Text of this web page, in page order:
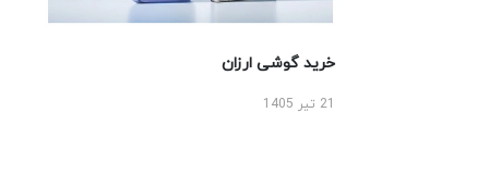
خرید گوشی ارزان